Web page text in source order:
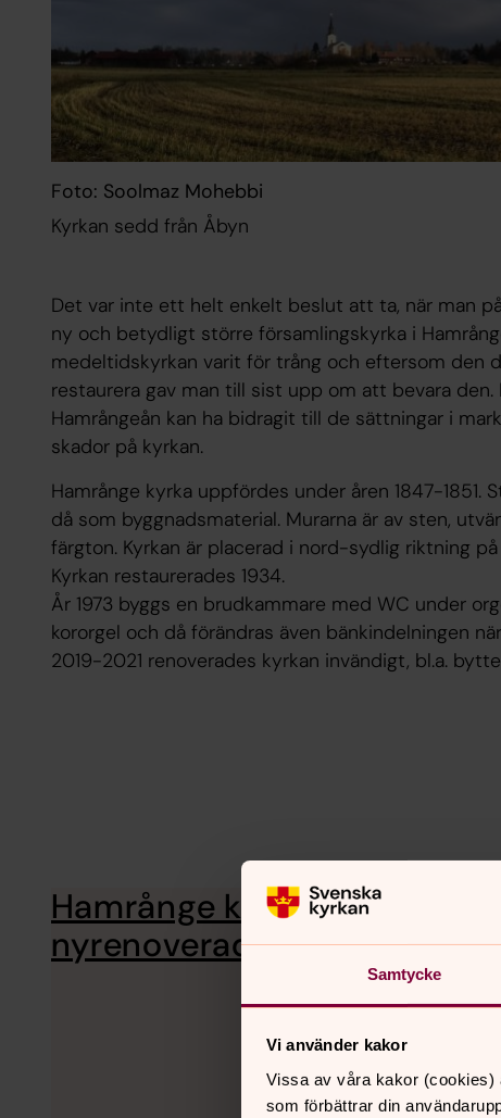
Samtycke
Vi använder kakor
Vissa av våra kakor (cookies)
som förbättrar din
Foto: Soolmaz Mohebbi
Kyrkan sedd från Åbyn
Det var inte ett helt enkelt beslut att ta, när man
ny och betydligt större församlingskyrka i
medeltidskyrkan varit för trång och eftersom den
restaurera gav man till sist upp om att bevara den.
Hamrångeån kan ha bidragit till de sättningar i
skador på kyrkan.
Hamrånge kyrka uppfördes under åren 1847-1851.
då som byggnadsmaterial. Murarna är av sten,
färgton. Kyrkan är placerad i nord-sydlig riktning
Kyrkan restaurerades 1934.
År 1973 byggs en brudkammare med WC under
kororgel och då förändras även bänkindelningen
2019-2021 renoverades kyrkan invändigt, bl.a.
Hamrånge kyrka är
nyrenoverad.
En